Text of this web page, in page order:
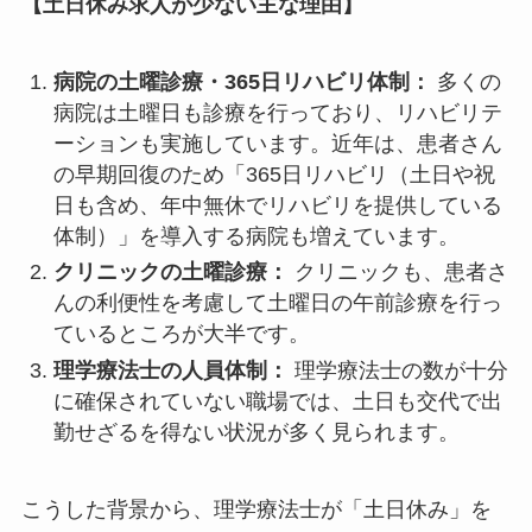
病院の土曜診療・365日リハビリ体制：
多くの
病院は土曜日も診療を行っており、リハビリテ
ーションも実施しています。近年は、患者さん
の早期回復のため「365日リハビリ（土日や祝
日も含め、年中無休でリハビリを提供している
体制）」を導入する病院も増えています。
クリニックの土曜診療：
クリニックも、患者さ
んの利便性を考慮して土曜日の午前診療を行っ
ているところが大半です。
理学療法士の人員体制： 理学療法士の数が十分
に確保されていない職場では、土日も交代で出
勤せざるを得ない状況が多く見られます。
こうした背景から、理学療法士が「土日休み」を